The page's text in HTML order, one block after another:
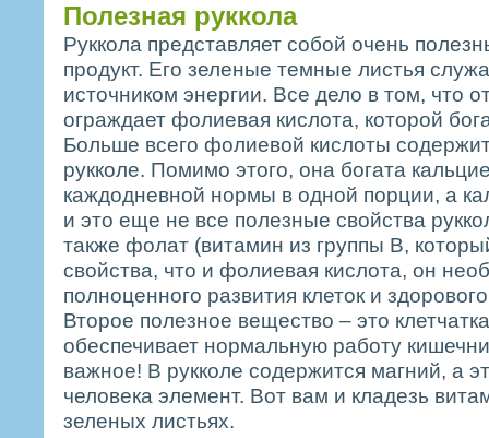
Полезная руккола
Руккола представляет собой очень
продукт. Его зеленые темные листья
источником энергии. Все дело в том, что
ограждает фолиевая кислота, которой
Больше всего фолиевой кислоты
рукколе. Помимо этого, она богата
каждодневной нормы в одной порции, а
и это еще не все полезные свойства
также фолат (витамин из группы B,
свойства, что и фолиевая кислота, он
полноценного развития клеток и
Второе полезное вещество – это
обеспечивает нормальную работу
важное! В рукколе содержится магний, а
человека элемент. Вот вам и кладезь
зеленых листьях.